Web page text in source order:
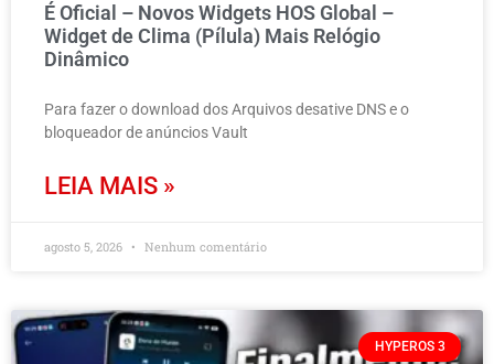
É Oficial – Novos Widgets HOS Global –
Widget de Clima (Pílula) Mais Relógio
Dinâmico
Para fazer o download dos Arquivos desative DNS e o
bloqueador de anúncios Vault
LEIA MAIS »
agosto 5, 2026 Nenhum comentário
HYPEROS 3